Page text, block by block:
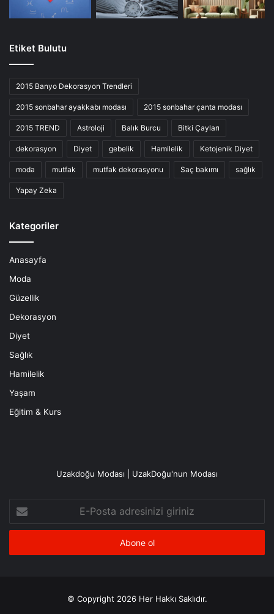
Etiket Bulutu
2015 Banyo Dekorasyon Trendleri
2015 sonbahar ayakkabı modası 2015 sonbahar çanta modası
2015 TREND Astroloji Balık Burcu Bitki Çayları
dekorasyon Diyet gebelik Hamilelik Ketojenik Diyet
moda mutfak mutfak dekorasyonu Saç bakımı sağlık
Yapay Zeka
Kategoriler
Anasayfa
Moda
Güzellik
Dekorasyon
Diyet
Sağlık
Hamilelik
Yaşam
Eğitim & Kurs
Uzakdoğu Modası | UzakDoğu'nun Modası
Posta
adresinizi
© Copyright 2026 Her Hakkı Saklıdır.